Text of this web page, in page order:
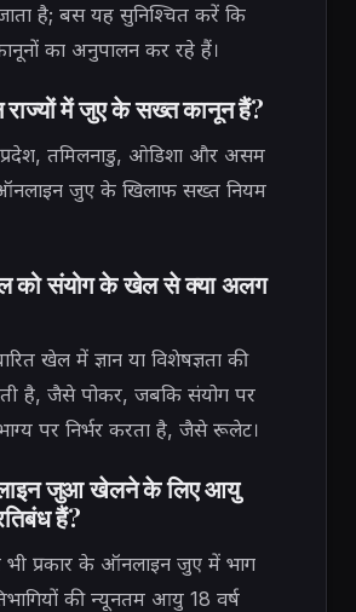
है; बस यह सुनिश्चित करें कि
का अनुपालन कर रहे हैं।
में जुए के सख्त कानून हैं?
तमिलनाडु, ओडिशा और असम
जुए के खिलाफ सख्त नियम
संयोग के खेल से क्या अलग
खेल में ज्ञान या विशेषज्ञता की
है, जैसे पोकर, जबकि संयोग पर
पर निर्भर करता है, जैसे रूलेट।
जुआ खेलने के लिए आयु
हैं?
भी प्रकार के ऑनलाइन जुए में भाग
की न्यूनतम आयु 18 वर्ष